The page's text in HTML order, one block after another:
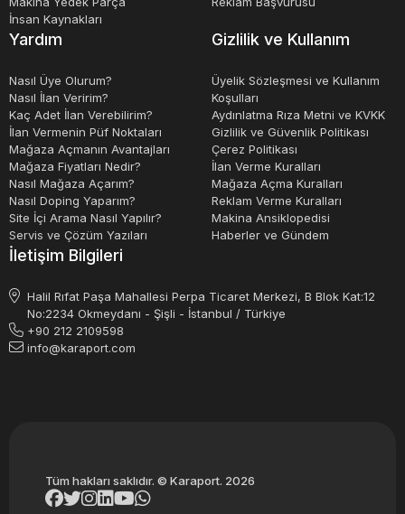
hızlandırır ve kaliteyi artırır. Karaport,’Dünyanın
makinesini satıyoruz.’ düstüru ile ikinci el CNC dik tornalar
iyi kalitede makineler sunmaktadır.
Karaport'un 2. el CNC dik torna tezgahları satın almak
için tercih edilmesinin pek çok nedeni vardır. İlk olarak,
şirketin deneyimi ve uzmanlığı sayesinde müşterilerine
güvenilir makineler sunulmaktadır. Karaport, her
makinenin detaylı bir şekilde incelenmesini sağlar ve
sadece en iyi durumda olanları müşterilere sunar.
makinelerin daha uygun fiyatlarla satılması, küçük
işletmelerin bütçesine uygun çözümler sunar. Ayrıca,
Günümüzün rekabetçi iş dünyasında, bir adım önde
İnsan Kaynakları
Yardım
Nasıl Üye Olurum?
Nasıl İlan Veririm?
Kaç Adet İlan Verebilirim?
İlan Vermenin Püf Noktaları
Mağaza Açmanın Avantajları
Mağaza Fiyatları Nedir?
Nasıl Mağaza Açarım?
Nasıl Doping Yaparım?
Site İçi Arama Nasıl Yapılır?
Servis ve Çözüm Yazıları
Gizlilik ve Kullanım
Üyelik Sözleşmesi ve Kullanım
Koşulları
Aydınlatma Rıza Metni ve KVKK
Gizlilik ve Güvenlik Politikası
Çerez Politikası
İlan Verme Kuralları
Mağaza Açma Kuralları
Reklam Verme Kuralları
Makina Ansiklopedisi
Haberler ve Gündem
İletişim Bilgileri
Halil Rıfat Paşa Mahallesi Perpa Ticaret Merkezi, B Blok Kat:12
No:2234 Okmeydanı - Şişli - İstanbul / Türkiye
+90 212 2109598
info@karaport.com
Tüm hakları saklıdır. © Karaport. 2026